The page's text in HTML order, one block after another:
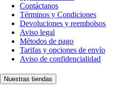
Contáctanos
Términos y Condiciones
Devoluciones y reembolsos
Aviso legal
Métodos de pago
Tarifas y opciones de envío
Aviso de confidencialidad
Nuestras tiendas